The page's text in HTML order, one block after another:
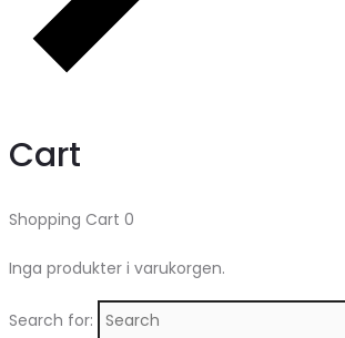
Cart
Shopping Cart 0
Inga produkter i varukorgen.
Search for: